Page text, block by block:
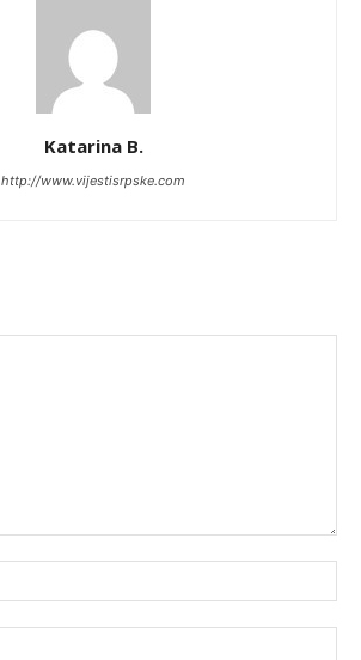
Katarina B.
http://www.vijestisrpske.com